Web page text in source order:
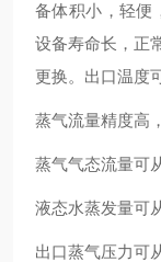
备体积小，轻便
设备寿命长，正
更换。出口温度
蒸气流量精度高
蒸气气态流量可
液态水蒸发量可
出口蒸气压力可